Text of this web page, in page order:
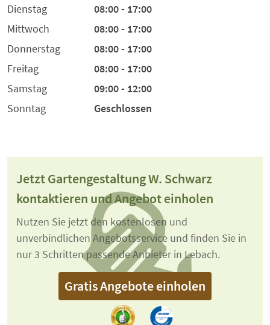
Dienstag
08:00 - 17:00
Mittwoch
08:00 - 17:00
Donnerstag
08:00 - 17:00
Freitag
08:00 - 17:00
Samstag
09:00 - 12:00
Sonntag
Geschlossen
Jetzt Gartengestaltung W. Schwarz
kontaktieren und Angebot einholen
Nutzen Sie jetzt den kostenlosen und
unverbindlichen Angebotsservice und finden Sie in
nur 3 Schritten passende Anbieter in Lebach.
Gratis Angebote einholen